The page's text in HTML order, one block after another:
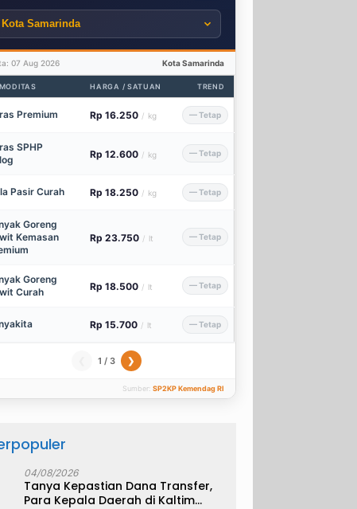
07 Aug 2026 Kota Samarinda
HARGA / SATUAN TREND
Premium Rp 16.250 / kg — Tetap
SPHP
Rp 12.600 / kg — Tetap
Pasir Curah Rp 18.250 / kg — Tetap
Goreng
Kemasan
Rp 23.750 / lt — Tetap
Goreng
Curah
Rp 18.500 / lt — Tetap
Rp 15.700 / lt — Tetap
1 / 3 ❯
Sumber: SP2KP Kemendag RI
04/08/2026
Tanya Kepastian Dana Transfer,
Para Kepala Daerah di Kaltim